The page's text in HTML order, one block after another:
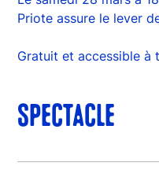
Priote assure le lever
Gratuit et accessible à
SPECTACLE